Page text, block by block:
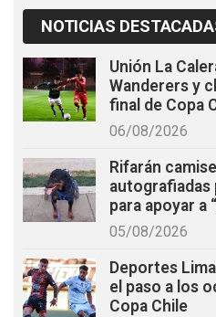
NOTICIAS
Unión La
Wanderers y
final de Copa
06/08/2026
Rifarán
autografiadas
para apoyar a
05/08/2026
Deportes
el paso a los
Copa Chile